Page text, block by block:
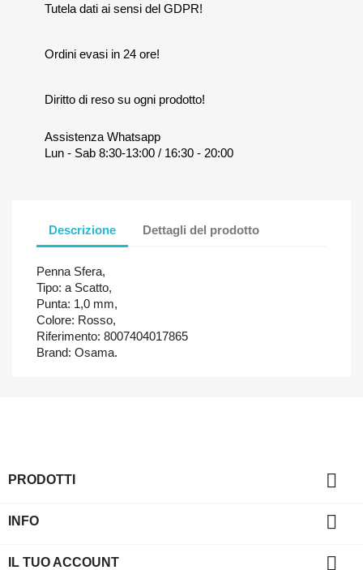
Tutela dati ai sensi del GDPR!
Ordini evasi in 24 ore!
Diritto di reso su ogni prodotto!
Assistenza Whatsapp
Lun - Sab 8:30-13:00 / 16:30 - 20:00
Descrizione Dettagli del prodotto
Penna Sfera,
Tipo: a Scatto,
Punta: 1,0 mm,
Colore: Rosso,
Riferimento: 8007404017865
Brand: Osama.
PRODOTTI 
INFO 
IL TUO ACCOUNT 